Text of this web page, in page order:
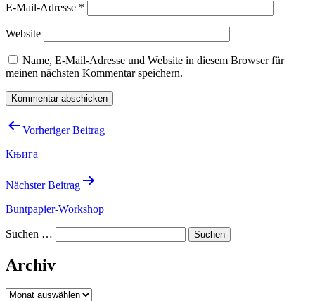
E-Mail-Adresse *
Website
Name, E-Mail-Adresse und Website in diesem Browser für
meinen nächsten Kommentar speichern.
Beitragsnavigation
Vorheriger Beitrag
Књига
Nächster Beitrag
Buntpapier-Workshop
Suchen …
Archiv
Archiv